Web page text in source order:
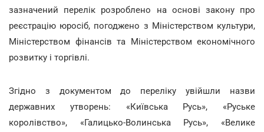
зазначений перелік розроблено на основі закону про
реєстрацію юросіб, погоджено з Міністерством культури,
Міністерством фінансів та Міністерством економічного
розвитку і торгівлі.
Згідно з документом до переліку увійшли назви
державних утворень: «Київська Русь», «Руське
королівство», «Галицько-Волинська Русь», «Велике